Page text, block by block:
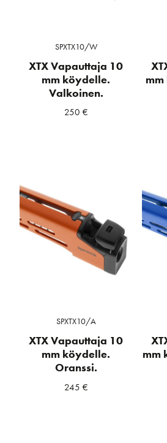
SPXTX10/W
XTX Vapauttaja 10
mm köydelle.
Valkoinen.
250 €
SPXTX10/A
XTX Vapauttaja 10
mm köydelle.
Oranssi.
245 €
mm